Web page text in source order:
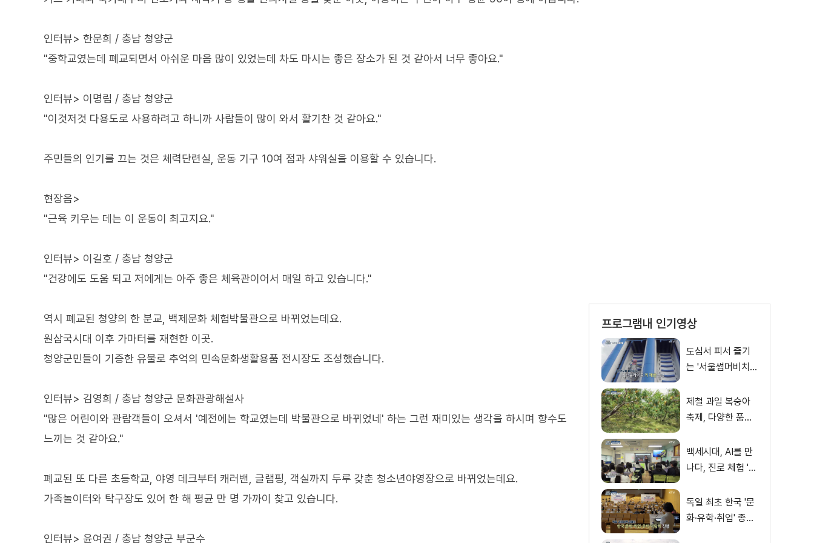
인터뷰> 한문희 / 충남 청양군
"중학교였는데 폐교되면서 아쉬운 마음 많이 있었는데 차도 마시는 좋은 장소가 된 것 같아서 너무 좋아요."
인터뷰> 이명림 / 충남 청양군
"이것저것 다용도로 사용하려고 하니까 사람들이 많이 와서 활기찬 것 같아요."
주민들의 인기를 끄는 것은 체력단련실, 운동 기구 10여 점과 샤워실을 이용할 수 있습니다.
현장음>
"근육 키우는 데는 이 운동이 최고지요."
인터뷰> 이길호 / 충남 청양군
"건강에도 도움 되고 저에게는 아주 좋은 체육관이어서 매일 하고 있습니다."
역시 폐교된 청양의 한 분교, 백제문화 체험박물관으로 바뀌었는데요.
원삼국시대 이후 가마터를 재현한 이곳.
청양군민들이 기증한 유물로 추억의 민속문화생활용품 전시장도 조성했습니다.
인터뷰> 김영희 / 충남 청양군 문화관광해설사
"많은 어린이와 관람객들이 오셔서 '예전에는 학교였는데 박물관으로 바뀌었네' 하는 그런 재미있는 생각을 하시며 향수도
느끼는 것 같아요."
폐교된 또 다른 초등학교, 야영 데크부터 캐러밴, 글램핑, 객실까지 두루 갖춘 청소년야영장으로 바뀌었는데요.
가족놀이터와 탁구장도 있어 한 해 평균 만 명 가까이 찾고 있습니다.
인터뷰> 윤여권 / 충남 청양군 부군수
프로그램내 인기영상
도심서 피서 즐기
는 '서울썸머비치'
제철 과일 복숭아
축제, 다양한 품종·
백세시대, AI를 만
나다, 진로 체험 'AI
이스
독일 최초 한국 '문
화·유학·취업' 종합